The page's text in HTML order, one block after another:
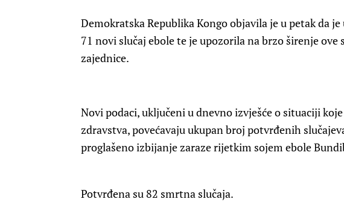
Demokratska Republika Kongo objavila je u petak da
71 novi slučaj ebole te je upozorila na brzo širenje
zajednice.
Novi podaci, uključeni u dnevno izvješće o situaciji
zdravstva, povećavaju ukupan broj potvrđenih
proglašeno izbijanje zaraze rijetkim sojem ebole
Potvrđena su 82 smrtna slučaja.